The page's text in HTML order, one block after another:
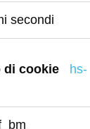
secondi
hs-